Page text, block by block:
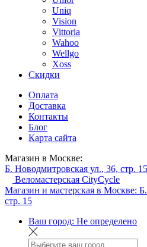
Uniq
Vision
Vittoria
Wahoo
Wellgo
Xoss
Скидки
Оплата
Доставка
Контакты
Блог
Карта сайта
Магазин в Москве:
Б. Новодмитровская ул., 36, стр. 15
Веломастерская CityCycle
Магазин и мастерская в Москве:
стр. 15
Ваш город: Не определено